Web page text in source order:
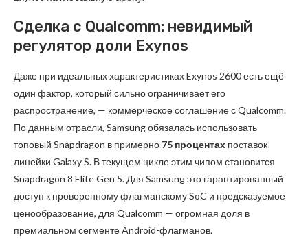
Сделка с Qualcomm: невидимый
регулятор доли Exynos
Даже при идеальных характеристиках Exynos 2600 есть ещё
один фактор, который сильно ограничивает его
распространение, — коммерческое соглашение с Qualcomm.
По данным отрасли, Samsung обязалась использовать
топовый Snapdragon в примерно 75 процентах поставок
линейки Galaxy S. В текущем цикле этим чипом становится
Snapdragon 8 Elite Gen 5. Для Samsung это гарантированный
доступ к проверенному флагманскому SoC и предсказуемое
ценообразование, для Qualcomm — огромная доля в
премиальном сегменте Android-флагманов.